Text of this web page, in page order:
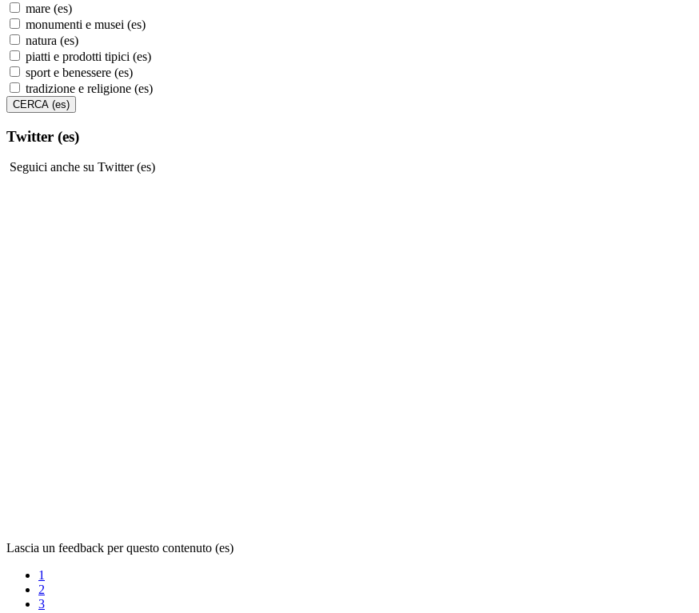
mare (es)
monumenti e musei (es)
natura (es)
piatti e prodotti tipici (es)
sport e benessere (es)
tradizione e religione (es)
Twitter (es)
Seguici anche su Twitter (es)
Lascia un feedback per questo contenuto (es)
1
2
3